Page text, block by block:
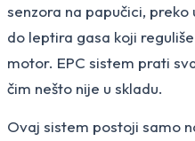
senzora na papučici, preko
do leptira gasa koji
motor. EPC sistem prati
čim nešto nije u skladu.
Ovaj sistem postoji samo